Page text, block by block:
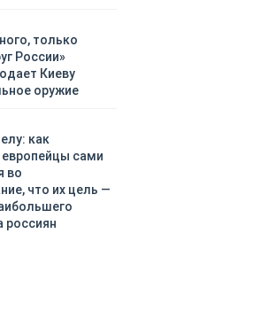
только
России»
Киеву
оружие
как
сами
во
что их цель —
россиян